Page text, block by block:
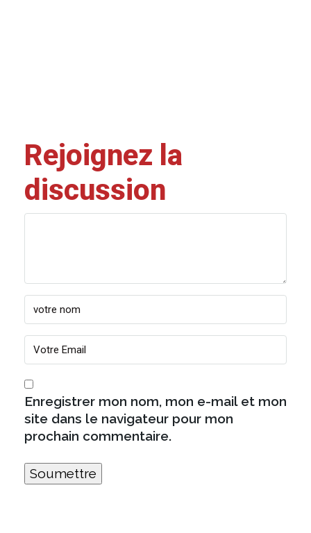
Rejoignez la
discussion
Enregistrer mon nom, mon e-mail et mon
site dans le navigateur pour mon
prochain commentaire.